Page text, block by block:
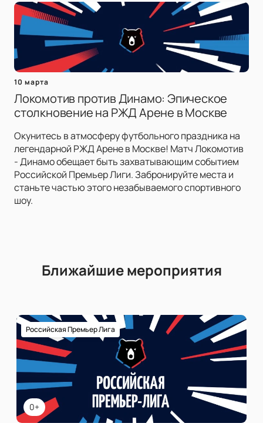
10 марта
Локомотив против Динамо: Эпическое
столкновение на РЖД Арене в Москве
Окунитесь в атмосферу футбольного праздника на
легендарной РЖД Арене в Москве! Матч Локомотив
- Динамо обещает быть захватывающим событием
Российской Премьер Лиги. Забронируйте места и
станьте частью этого незабываемого спортивного
шоу.
Ближайшие мероприятия
0+
Российская Премьер Лига